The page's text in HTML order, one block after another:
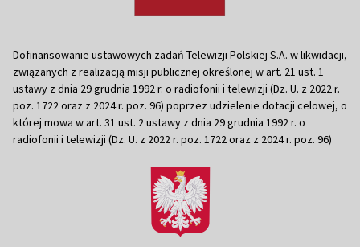
Dofinansowanie ustawowych zadań Telewizji Polskiej S.A. w likwidacji,
związanych z realizacją misji publicznej określonej w art. 21 ust. 1
ustawy z dnia 29 grudnia 1992 r. o radiofonii i telewizji (Dz. U. z 2022 r.
poz. 1722 oraz z 2024 r. poz. 96) poprzez udzielenie dotacji celowej, o
której mowa w art. 31 ust. 2 ustawy z dnia 29 grudnia 1992 r. o
radiofonii i telewizji (Dz. U. z 2022 r. poz. 1722 oraz z 2024 r. poz. 96)